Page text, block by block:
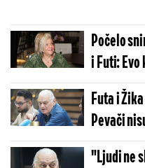
Počelo
i Futi: Evo
Futa i
Pevači
"Ljudi ne